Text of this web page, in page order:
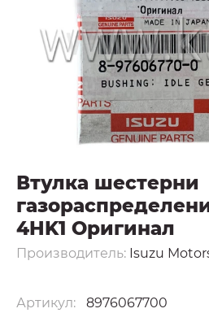
Втулка шестерни
4HK1 Оригинал
Производитель: Isuzu
Артикул:
8976067700